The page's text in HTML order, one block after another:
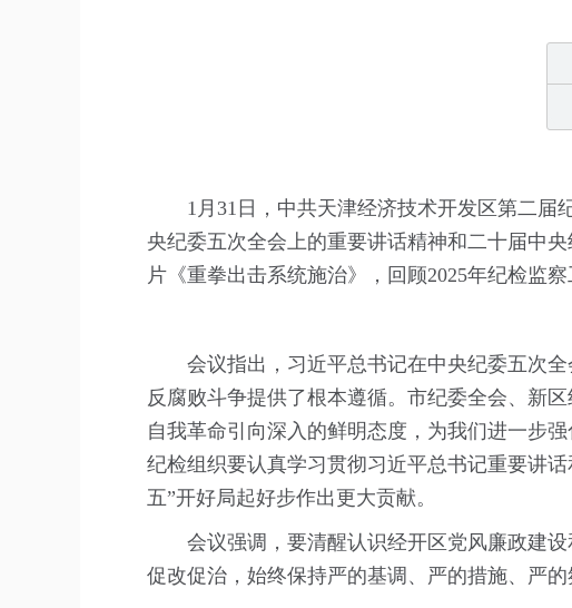
1月31日，中共天津经济技术开发区第二
央纪委五次全会上的重要讲话精神和二十届中
片《重拳出击系统施治》，回顾2025年纪检监
会议指出，习近平总书记在中央纪委五次
反腐败斗争提供了根本遵循。市纪委全会、新
自我革命引向深入的鲜明态度，为我们进一步
纪检组织要认真学习贯彻习近平总书记重要讲
五”开好局起好步作出更大贡献。
会议强调，要清醒认识经开区党风廉政建
促改促治，始终保持严的基调、严的措施、严